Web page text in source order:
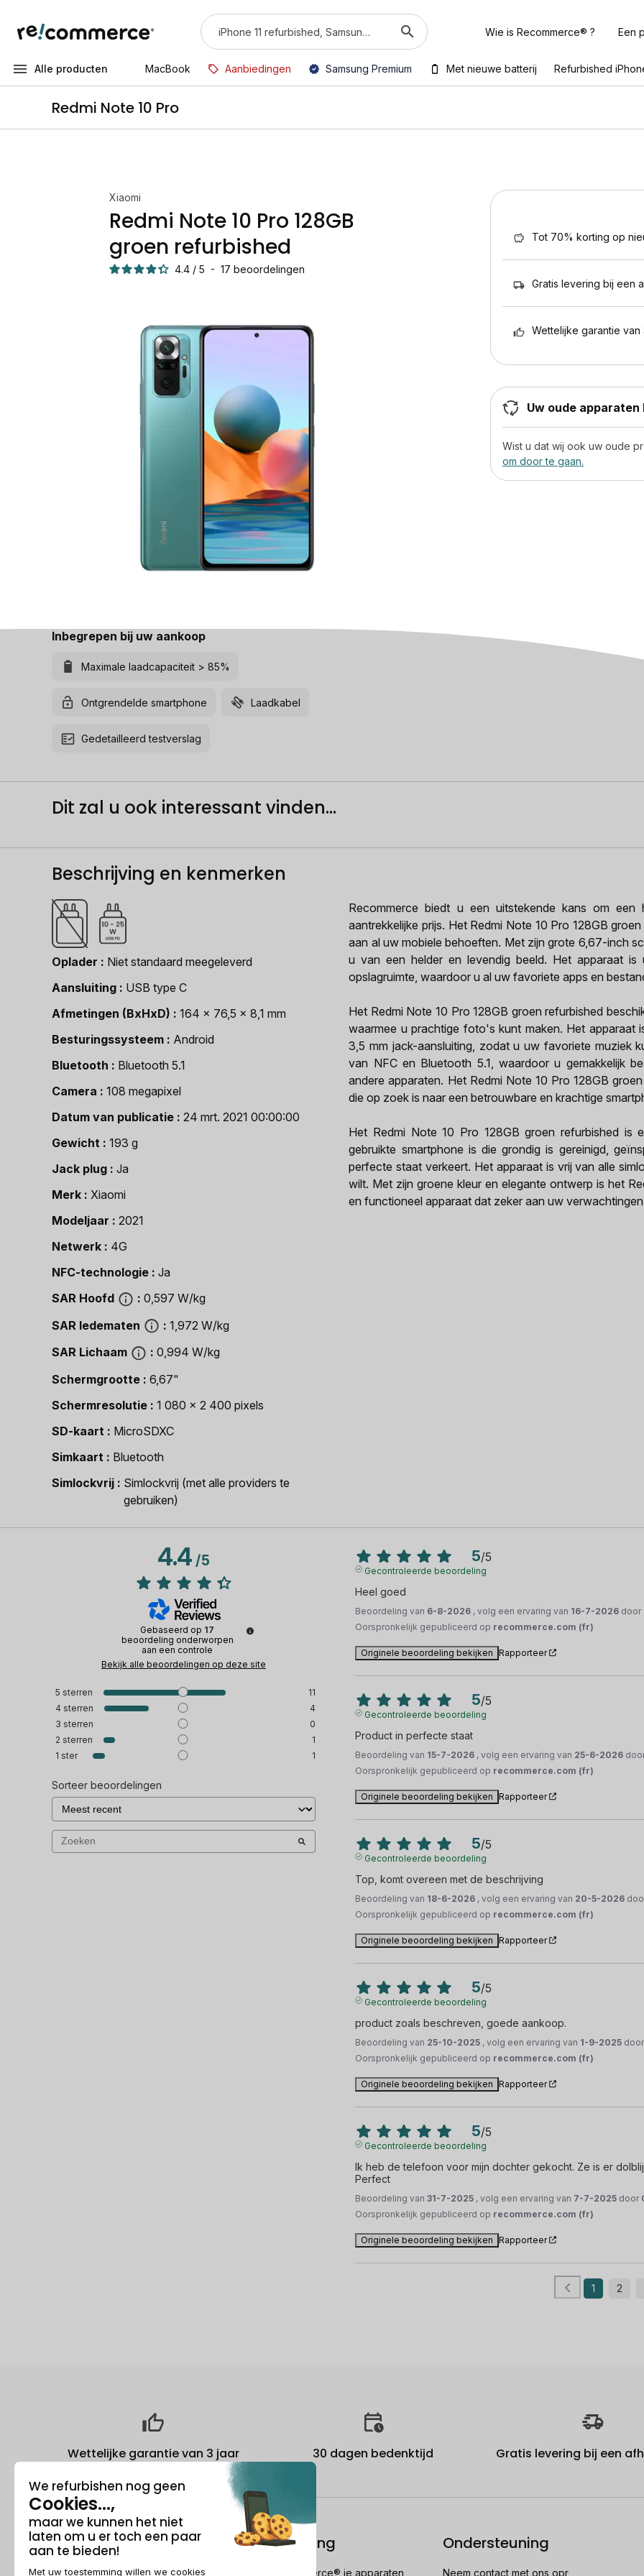
Wie is Recommerce® ? Een
Alle producten MacBook Aanbiedingen Samsung Premium Met nieuwe batterij Refurbished
Redmi Note 10 Pro
Xiaomi
Redmi Note 10 Pro 128GB
groen refurbished
4.4 / 5 - 17 beoordelingen
Inbegrepen bij uw aankoop
Maximale laadcapaciteit > 85%
Ontgrendelde smartphone Laadkabel
Gedetailleerd testverslag
Tot 70% korting op
Gratis levering bij een
Wettelijke garantie van
Uw oude
Wist u dat wij ook uw oude
om door te gaan.
Dit zal u ook interessant vinden...
Beschrijving en kenmerken
Oplader
Niet standaard meegeleverd
Aansluiting
USB type C
Afmetingen (BxHxD)
164 x 76,5 x 8,1 mm
Besturingssysteem
Android
Bluetooth
Bluetooth 5.1
Camera
108 megapixel
Datum van publicatie
24 mrt. 2021 00:00:00
Gewicht
193 g
Jack plug
Ja
Merk
Xiaomi
Modeljaar
2021
Netwerk
4G
NFC-technologie
Ja
SAR Hoofd
0,597 W/kg
SAR ledematen
1,972 W/kg
SAR Lichaam
0,994 W/kg
Schermgrootte
6,67"
Schermresolutie
1 080 x 2 400 pixels
SD-kaart
MicroSDXC
Simkaart
Bluetooth
Simlockvrij
Simlockvrij (met alle providers te
gebruiken)
Recommerce biedt u een uitstekende kans om
aantrekkelijke prijs. Het Redmi Note 10 Pro 128GB
aan al uw mobiele behoeften. Met zijn grote 6,67-inch
u van een helder en levendig beeld. Het apparaat
opslagruimte, waardoor u al uw favoriete apps en
Het Redmi Note 10 Pro 128GB groen refurbished
waarmee u prachtige foto's kunt maken. Het
3,5 mm jack-aansluiting, zodat u uw favoriete muziek
van NFC en Bluetooth 5.1, waardoor u gemakkelijk
andere apparaten. Het Redmi Note 10 Pro 128GB
die op zoek is naar een betrouwbare en krachtige
Het Redmi Note 10 Pro 128GB groen refurbished is
gebruikte smartphone is die grondig is gereinigd,
perfecte staat verkeert. Het apparaat is vrij van alle
wilt. Met zijn groene kleur en elegante ontwerp is het
en functioneel apparaat dat zeker aan uw
4.4/5
Gebaseerd op 17
beoordeling onderworpen
aan een controle
Bekijk alle beoordelingen op deze site
5 sterren
11
4 sterren
4
3 sterren
0
2 sterren
1
1 ster 1
Sorteer beoordelingen
5/5
Gecontroleerde beoordeling
Heel goed
Beoordeling van 6-8-2026 , volg een ervaring van 16-7-2026 door
Oorspronkelijk gepubliceerd op recommerce.com (fr)
Originele beoordeling bekijken Rapporteer
5/5
Gecontroleerde beoordeling
Product in perfecte staat
Beoordeling van 15-7-2026 , volg een ervaring van 25-6-2026
Oorspronkelijk gepubliceerd op recommerce.com (fr)
Originele beoordeling bekijken Rapporteer
5/5
Gecontroleerde beoordeling
Top, komt overeen met de beschrijving
Beoordeling van 18-6-2026 , volg een ervaring van 20-5-2026
Oorspronkelijk gepubliceerd op recommerce.com (fr)
Originele beoordeling bekijken Rapporteer
5/5
Gecontroleerde beoordeling
product zoals beschreven, goede aankoop.
Beoordeling van 25-10-2025 , volg een ervaring van 1-9-2025 door
Oorspronkelijk gepubliceerd op recommerce.com (fr)
Originele beoordeling bekijken Rapporteer
5/5
Gecontroleerde beoordeling
Ik heb de telefoon voor mijn dochter gekocht. Ze is er
Perfect
Beoordeling van31-7-2025 , volg een ervaring van 7-7-2025 door
Oorspronkelijk gepubliceerd op recommerce.com (fr)
Originele beoordeling bekijken Rapporteer
1 2
Wettelijke garantie van 3 jaar 30 dagen bedenktijd Gratis levering bij een
Over ons
Wie is Recommerce®?
Refurbishing
Hoe Recommerce® je apparaten
Ondersteuning
Neem contact met ons opr